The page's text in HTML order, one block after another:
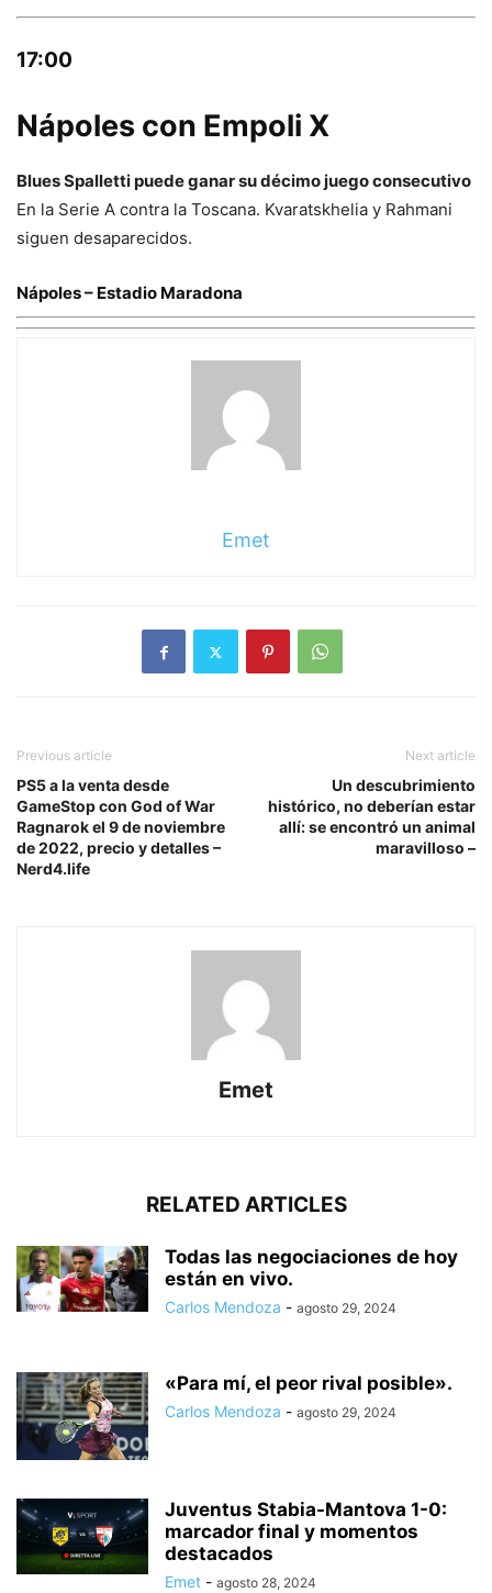
17:00
Nápoles con Empoli X
Blues Spalletti puede ganar su décimo juego consecutivo
En la Serie A contra la Toscana. Kvaratskhelia y Rahmani
siguen desaparecidos.
Nápoles – Estadio Maradona
Emet
Previous article
PS5 a la venta desde
GameStop con God of War
Ragnarok el 9 de noviembre
de 2022, precio y detalles –
Nerd4.life
Next article
Un descubrimiento
histórico, no deberían estar
allí: se encontró un animal
maravilloso –
Emet
RELATED ARTICLES
Todas las negociaciones de hoy
están en vivo.
Carlos Mendoza - agosto 29, 2024
«Para mí, el peor rival posible».
Carlos Mendoza - agosto 29, 2024
Juventus Stabia-Mantova 1-0:
marcador final y momentos
destacados
Emet - agosto 28, 2024